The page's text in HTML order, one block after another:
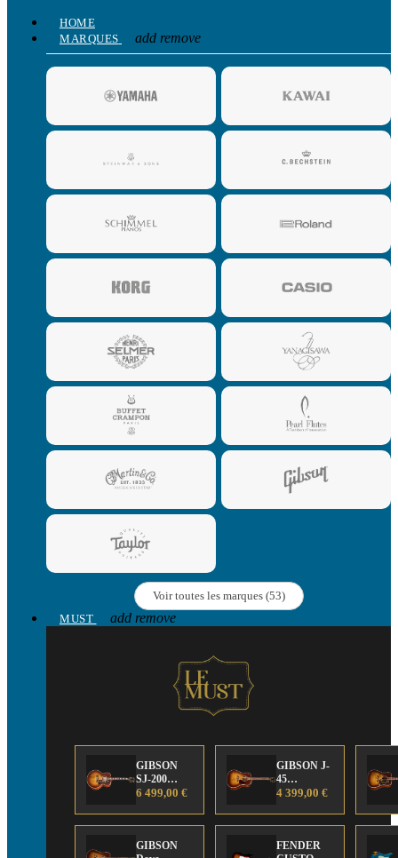
HOME
MARQUES
add remove
Voir toutes les marques (53)
MUST
add remove
GIBSON
SJ-200
Anniversary
Edition
6 499,00 €
GIBSON J-
45
Anniversary
Edition
4 399,00 €
GIBSON
FENDER